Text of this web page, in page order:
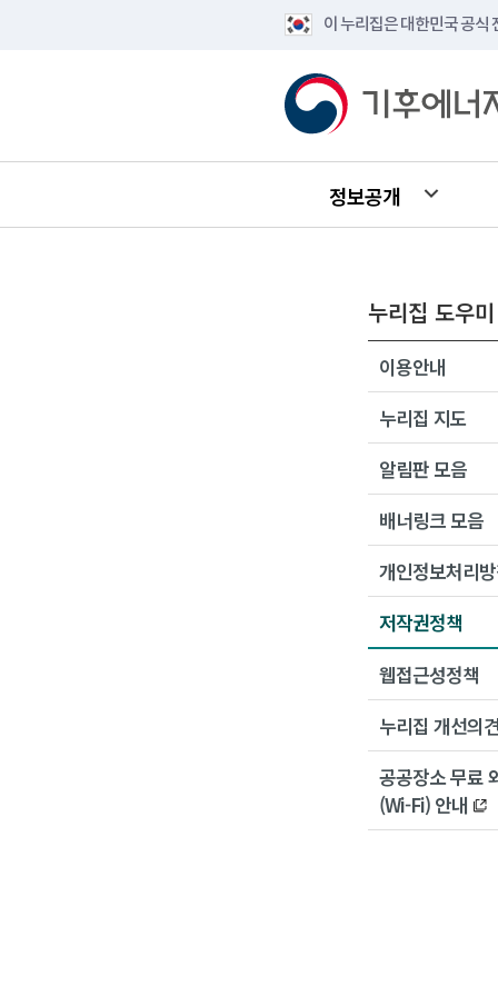
이 누리집은 대한민국 공식
정보공개
누리집 도우미
이용안내
누리집 지도
알림판 모음
배너링크 모음
개인정보처리
저작권정책
웹접근성정책
누리집 개선의
공공장소 무료
(Wi-Fi) 안내